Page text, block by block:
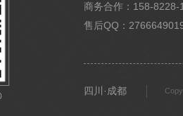
商务合作：158-
售后QQ：
四川·成都